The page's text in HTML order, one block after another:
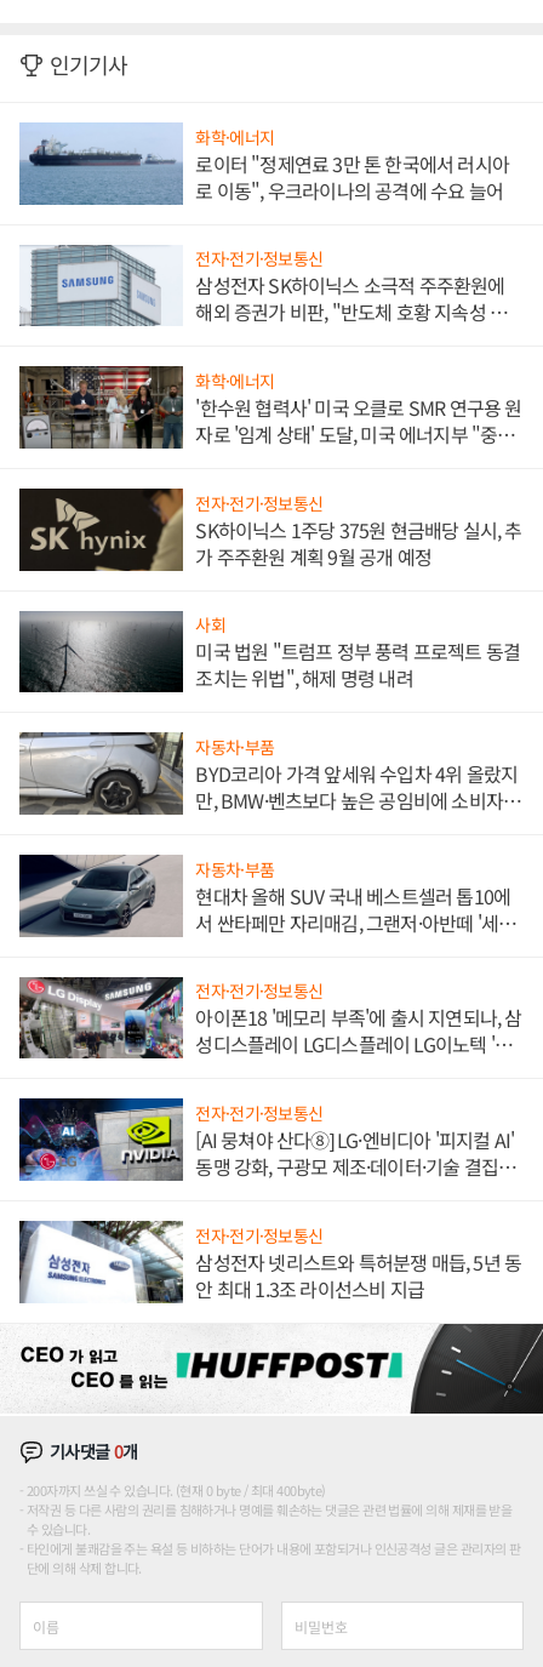
인기기사
화학·에너지
로이터 "정제연료 3만 톤 한국에서 러시아
로 이동", 우크라이나의 공격에 수요 늘어
전자·전기·정보통신
삼성전자 SK하이닉스 소극적 주주환원에
해외 증권가 비판, "반도체 호황 지속성 의
화학·에너지
'한수원 협력사' 미국 오클로 SMR 연구용 원
자로 '임계 상태' 도달, 미국 에너지부 "중요
전자·전기·정보통신
SK하이닉스 1주당 375원 현금배당 실시, 추
가 주주환원 계획 9월 공개 예정
사회
미국 법원 "트럼프 정부 풍력 프로젝트 동결
조치는 위법", 해제 명령 내려
자동차·부품
BYD코리아 가격 앞세워 수입차 4위 올랐지
만, BMW·벤츠보다 높은 공임비에 소비자
자동차·부품
현대차 올해 SUV 국내 베스트셀러 톱10에
서 싼타페만 자리매김, 그랜저·아반떼 '세단
전자·전기·정보통신
아이폰18 '메모리 부족'에 출시 지연되나, 삼
성디스플레이 LG디스플레이 LG이노텍 '탈
전자·전기·정보통신
[AI 뭉쳐야 산다⑧] LG·엔비디아 '피지컬 AI'
동맹 강화, 구광모 제조·데이터·기술 결집
전자·전기·정보통신
삼성전자 넷리스트와 특허분쟁 매듭, 5년 동
안 최대 1.3조 라이선스비 지급
기사댓글0개
200자까지 쓰실 수 있습니다. (현재 0 byte / 최대 400byte)
저작권 등 다른 사람의 권리를 침해하거나 명예를 훼손하는 댓글은 관련 법률에 의해 제재를 받을
수 있습니다.
타인에게 불쾌감을 주는 욕설 등 비하하는 단어가 내용에 포함되거나 인신공격성 글은 관리자의 판
단에 의해 삭제 합니다.